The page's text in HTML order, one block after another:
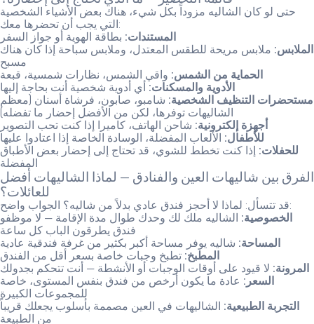
حتى لو كان الشاليه مزوداً بكل شيء، هناك بعض الأشياء الشخصية
التي يجب أن تحضرها معك:
المستندات: بطاقة الهوية أو جواز السفر
الملابس: ملابس مريحة للطقس المعتدل، وملابس سباحة إذا كان هناك
مسبح
الحماية من الشمس: واقي الشمس، نظارات شمسية، قبعة
الأدوية والمسكنات: أي أدوية شخصية أنت بحاجة إليها
مستحضرات التنظيف الشخصية: شامبو، صابون، فرشاة أسنان (معظم
الشاليهات توفرها، لكن من الأفضل إحضار ما تفضله)
أجهزة إلكترونية: شاحن الهاتف، كاميرا إذا كنت تحب التصوير
للأطفال: الألعاب المفضلة، الوسادة الخاصة إذا اعتادوا عليها
للحفلات: إذا كنت تخطط للشوي، قد تحتاج إلى إحضار بعض الأطباق
المفضلة
الفرق بين شاليهات العين والفنادق — لماذا الشاليهات أفضل
للعائلات؟
قد تتسأل: لماذا لا أحجز فندق عادي بدلاً من شاليه؟ الجواب واضح:
الخصوصية: الشاليه ملك لك وحدك طوال مدة الإقامة — لا موظفو
فندق يطرقون الباب كل ساعة
المساحة: شاليه يوفر مساحة أكبر بكثير من غرفة فندقية عادية
المطبخ: تطبخ وجبات خاصة بسعر أقل من الفندق
المرونة: لا قيود على أوقات الوجبات أو الأنشطة — أنت تتحكم بجدولك
السعر: عادة ما يكون أرخص من فندق بنفس المستوى، خاصة
للمجموعات الكبيرة
التجربة الطبيعية: الشاليهات في العين مصممة بأسلوب يجعلك قريباً
من الطبيعة